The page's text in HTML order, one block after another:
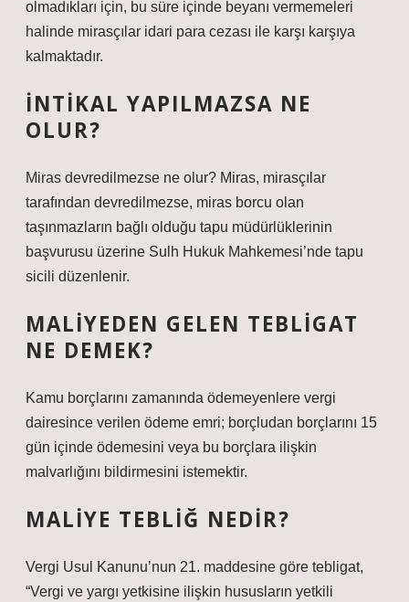
olmadıkları için, bu süre içinde beyanı vermemeleri
halinde mirasçılar idari para cezası ile karşı karşıya
kalmaktadır.
İNTIKAL YAPILMAZSA NE
OLUR?
Miras devredilmezse ne olur? Miras, mirasçılar
tarafından devredilmezse, miras borcu olan
taşınmazların bağlı olduğu tapu müdürlüklerinin
başvurusu üzerine Sulh Hukuk Mahkemesi’nde tapu
sicili düzenlenir.
MALIYEDEN GELEN TEBLIGAT
NE DEMEK?
Kamu borçlarını zamanında ödemeyenlere vergi
dairesince verilen ödeme emri; borçludan borçlarını 15
gün içinde ödemesini veya bu borçlara ilişkin
malvarlığını bildirmesini istemektir.
MALIYE TEBLIĞ NEDIR?
Vergi Usul Kanunu’nun 21. maddesine göre tebligat,
“Vergi ve yargı yetkisine ilişkin hususların yetkili